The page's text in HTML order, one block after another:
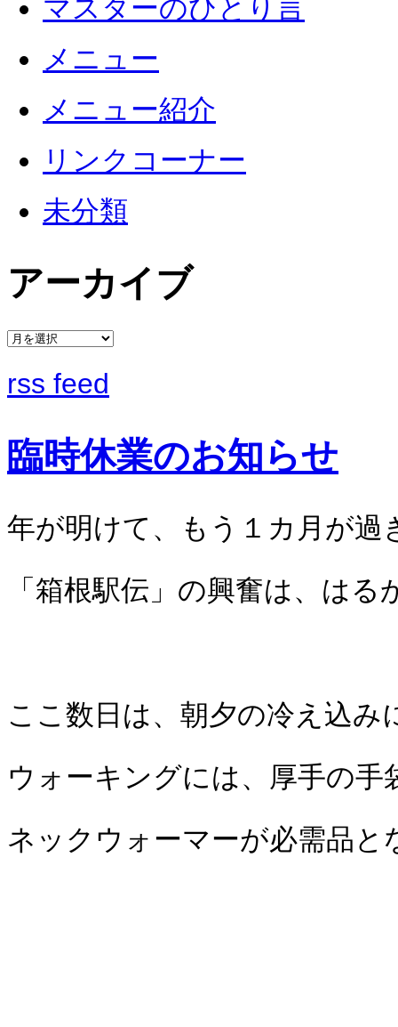
マスターのひとり言
メニュー
メニュー紹介
リンクコーナー
未分類
アーカイブ
rss feed
臨時休業のお知らせ
年が明けて、もう１カ月が過
「箱根駅伝」の興奮は、はる
ここ数日は、朝夕の冷え込み
ウォーキングには、厚手の手
ネックウォーマーが必需品と